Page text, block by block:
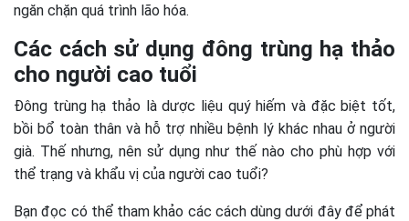
ngăn chặn quá trình lão hóa.
Các cách sử dụng đông trùng hạ thảo
cho người cao tuổi
Đông trùng hạ thảo là dược liệu quý hiếm và đặc biệt tốt,
bồi bổ toàn thân và hỗ trợ nhiều bệnh lý khác nhau ở người
già. Thế nhưng, nên sử dụng như thế nào cho phù hợp với
thể trạng và khẩu vị của người cao tuổi?
Bạn đọc có thể tham khảo các cách dùng dưới đây để phát